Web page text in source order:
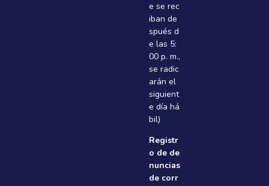
e se rec
iban de
spués d
e las 5:
00 p. m.,
se radic
arán el
siguient
e dí­a há
bil)
Registr
o de de
nuncias
de corr